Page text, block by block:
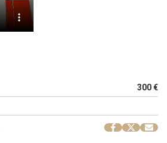
300 €